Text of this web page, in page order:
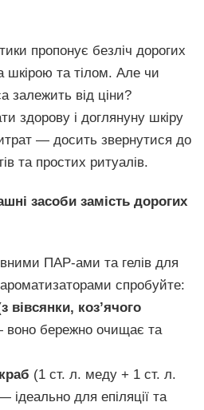
пропонує безліч дорогих
шкірою та тілом. Але чи
залежить від ціни?
здорову і доглянуну шкіру
— досить звернутися до
та простих ритуалів.
засоби замість дорогих
ПАР-ами та гелів для
спробуйте:
вівсянки, коз’ячого
бережно очищає та
(1 ст. л. меду + 1 ст. л.
ідеально для епіляції та